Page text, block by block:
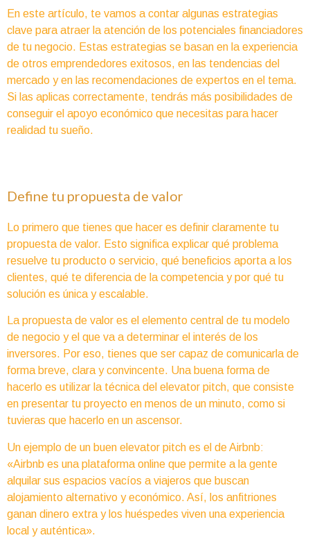
En este artículo, te vamos a contar algunas estrategias
clave para atraer la atención de los potenciales financiadores
de tu negocio. Estas estrategias se basan en la experiencia
de otros emprendedores exitosos, en las tendencias del
mercado y en las recomendaciones de expertos en el tema.
Si las aplicas correctamente, tendrás más posibilidades de
conseguir el apoyo económico que necesitas para hacer
realidad tu sueño.
Define tu propuesta de valor
Lo primero que tienes que hacer es definir claramente tu
propuesta de valor. Esto significa explicar qué problema
resuelve tu producto o servicio, qué beneficios aporta a los
clientes, qué te diferencia de la competencia y por qué tu
solución es única y escalable.
La propuesta de valor es el elemento central de tu modelo
de negocio y el que va a determinar el interés de los
inversores. Por eso, tienes que ser capaz de comunicarla de
forma breve, clara y convincente. Una buena forma de
hacerlo es utilizar la técnica del elevator pitch, que consiste
en presentar tu proyecto en menos de un minuto, como si
tuvieras que hacerlo en un ascensor.
Un ejemplo de un buen elevator pitch es el de Airbnb:
«Airbnb es una plataforma online que permite a la gente
alquilar sus espacios vacíos a viajeros que buscan
alojamiento alternativo y económico. Así, los anfitriones
ganan dinero extra y los huéspedes viven una experiencia
local y auténtica».